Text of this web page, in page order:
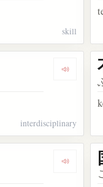
skill
interdisciplinary